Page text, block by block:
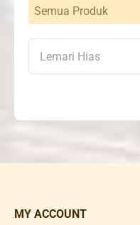
Semua Produk
MY ACCOUNT